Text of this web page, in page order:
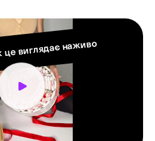
виглядає наживо